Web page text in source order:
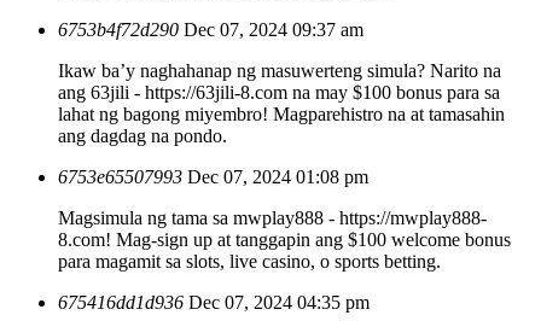
6753b4f72d290 Dec 07, 2024 09:37 am
Ikaw ba’y naghahanap ng masuwerteng simula? Narito na
ang 63jili - https://63jili-8.com na may $100 bonus para sa
lahat ng bagong miyembro! Magparehistro na at tamasahin
ang dagdag na pondo.
6753e65507993 Dec 07, 2024 01:08 pm
Magsimula ng tama sa mwplay888 - https://mwplay888-
8.com! Mag-sign up at tanggapin ang $100 welcome bonus
para magamit sa slots, live casino, o sports betting.
675416dd1d936 Dec 07, 2024 04:35 pm